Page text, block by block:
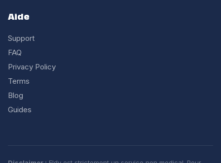
Aide
Support
FAQ
Privacy Policy
Terms
Blog
Guides